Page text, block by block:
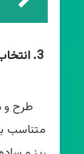
3.
طرح و
متناسب